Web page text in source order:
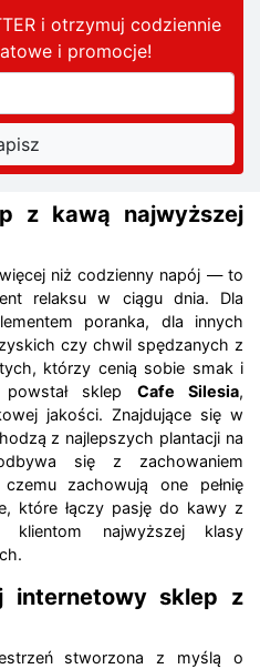
i otrzymuj codziennie
i promocje!
z kawą najwyższej
niż codzienny napój — to
relaksu w ciągu dnia. Dla
poranka, dla innych
czy chwil spędzanych z
którzy cenią sobie smak i
sklep Cafe Silesia,
jakości. Znajdujące się w
z najlepszych plantacji na
się z zachowaniem
zachowują one pełnię
które łączy pasję do kawy z
klientom najwyższej klasy
internetowy sklep z
stworzona z myślą o